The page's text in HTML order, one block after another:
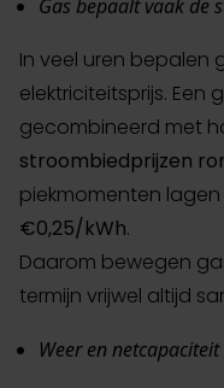
Gas bepaalt vaak de
In veel uren bepalen
elektriciteitsprijs. Een
gecombineerd met
stroombiedprijzen
piekmomenten
€0,25/kWh.
Daarom bewegen
termijn vrijwel altijd
Weer en